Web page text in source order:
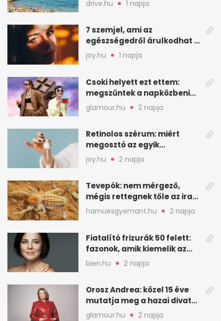
drive.hu 1 napja
7 szemjel, ami az
egészségedről árulkodhat –
erre figyelj oda
joy.hu 1 napja
Csoki helyett ezt ettem:
megszűntek a napközbeni
nassolási rohamok
glamour.hu 2 napja
Retinolos szérum: miért
megosztó az egyik
leghatásosabb
öregedésgátló?
joy.hu 2 napja
Tevepók: nem mérgező,
mégis rettegnek tőle az iraki
sivatagban
hamuesgyemant.hu 2 napja
Fiatalító frizurák 50 felett:
fazonok, amik kiemelik az
arcodat
bien.hu 2 napja
Orosz Andrea: közel 15 éve
mutatja meg a hazai divat
arcait
glamour.hu 2 napja